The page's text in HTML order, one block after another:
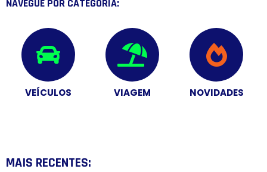
NAVEGUE POR CATEGORIA:
VEÍCULOS VIAGEM NOVIDADES
MAIS RECENTES: